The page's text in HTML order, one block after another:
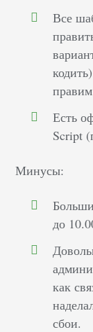
Все
Есть
Script
Минусы:
до
как
сбои.